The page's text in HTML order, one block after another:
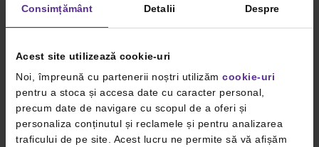
Consimțământ Detalii Despre
Acest site utilizează cookie-uri
Noi, împreună cu partenerii noștri utilizăm cookie-uri
pentru a stoca și accesa date cu caracter personal,
precum date de navigare cu scopul de a oferi și
personaliza conținutul și reclamele și pentru analizarea
traficului de pe site. Acest lucru ne permite să vă afișăm